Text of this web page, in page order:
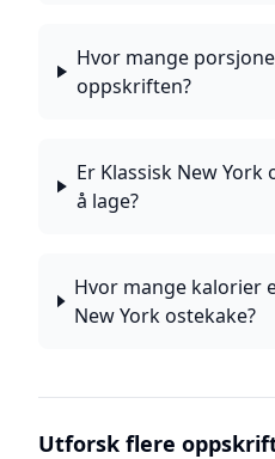
Hvor mange
oppskriften?
Er Klassisk New York
å lage?
Hvor mange kalorier
New York ostekake?
Utforsk flere